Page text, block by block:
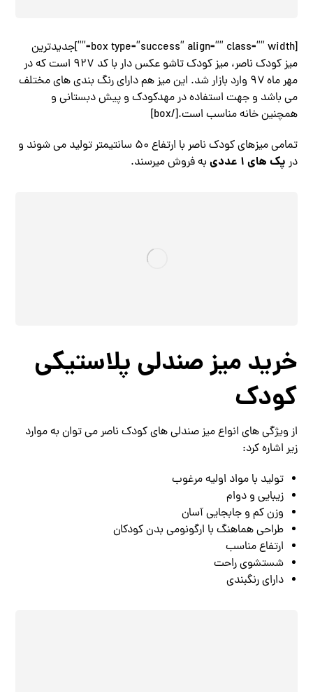
[box type=”success” align=”” class=”” width=””]جدیدترین
میز کودک ناصر، میز کودک تاشو عکس دار با کد ۹۲۷ است که در
مهر ماه ۹۷ وارد بازار شد. این میز هم دارای رنگ بندی های مختلف
می باشد و جهت استفاده در مهدکودک و پیش دبستانی و
همچنین خانه مناسب است.[/box]
تمامی میزهای کودک ناصر با ارتفاع ۵۰ سانتیمتر تولید می شوند و
در پک های ۱ عددی به فروش میرسند.
خرید میز صندلی پلاستیکی
کودک
از ویژگی های انواع میز صندلی های کودک ناصر می توان به موارد
زیر اشاره کرد:
تولید با مواد اولیه مرغوب
زیبایی و دوام
وزن کم و جابجایی آسان
طراحی هماهنگ با ارگونومی بدن کودکان
ارتفاع مناسب
شستشوی راحت
دارای رنگبندی